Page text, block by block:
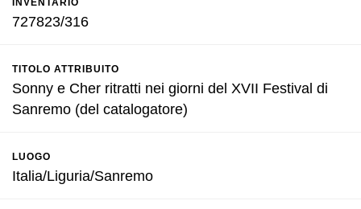
INVENTARIO
727823/316
TITOLO ATTRIBUITO
Sonny e Cher ritratti nei giorni del XVII Festival di
Sanremo (del catalogatore)
LUOGO
Italia/Liguria/Sanremo